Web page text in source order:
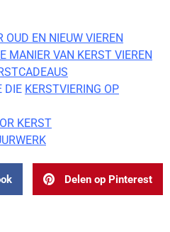
OUD EN NIEUW VIEREN
MANIER VAN KERST VIEREN
DIE KERSTVIERING OP
KERST
Delen op Pinterest